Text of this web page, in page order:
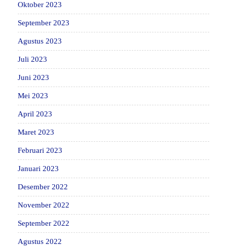
Oktober 2023
September 2023
Agustus 2023
Juli 2023
Juni 2023
Mei 2023
April 2023
Maret 2023
Februari 2023
Januari 2023
Desember 2022
November 2022
September 2022
Agustus 2022